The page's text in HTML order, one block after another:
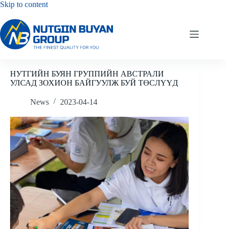
Skip to contentSkip
НУТГИЙН БУЯН ГРУППИЙН АВСТРАЛИ
УЛСАД ЗОХИОН БАЙГУУЛЖ БУЙ ТӨСЛҮҮД
News 2023-04-14